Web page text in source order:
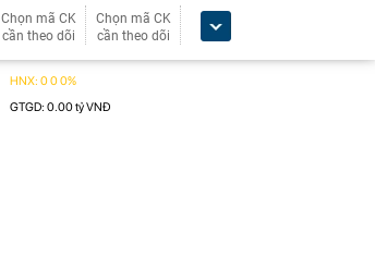
Chọn mã CK
cần theo dõi
Chọn mã CK
cần theo dõi